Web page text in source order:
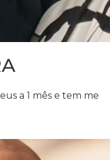
a 1 mês e tem me